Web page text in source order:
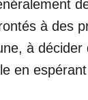
à des
à décider
en